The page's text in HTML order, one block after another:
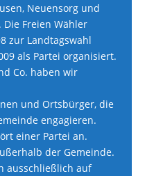
Neuensorg und
Freien Wähler
zur Landtagswahl
als Partei organisiert.
Co. haben wir
und Ortsbürger, die
engagieren.
einer Partei an.
der Gemeinde.
ausschließlich auf